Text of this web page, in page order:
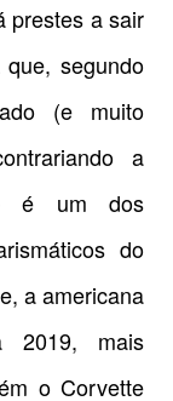
prestes a sair
segundo
(e muito
a
é um dos
do
a americana
2019, mais
o Corvette